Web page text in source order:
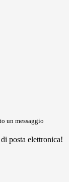
un messaggio
posta elettronica!